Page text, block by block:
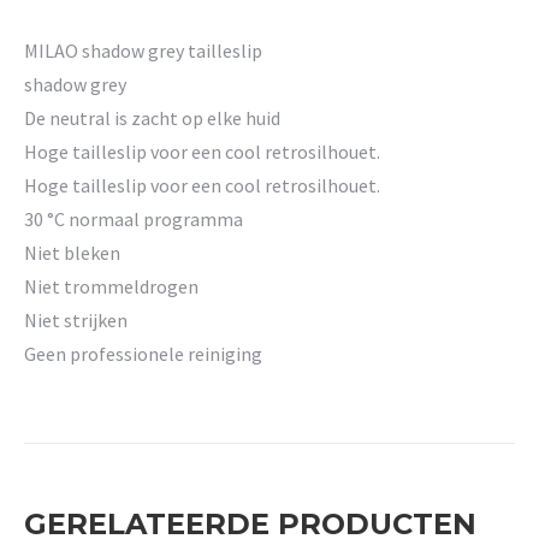
MILAO shadow grey tailleslip
shadow grey
De neutral is zacht op elke huid
Hoge tailleslip voor een cool retrosilhouet.
Hoge tailleslip voor een cool retrosilhouet.
30 °C normaal programma
Niet bleken
Niet trommeldrogen
Niet strijken
Geen professionele reiniging
GERELATEERDE PRODUCTEN